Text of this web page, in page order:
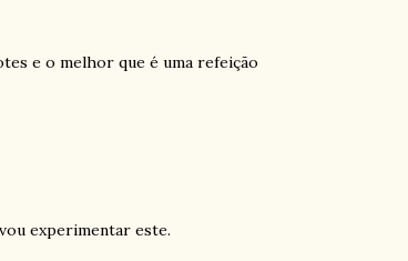
e o melhor que é uma refeição
experimentar este.